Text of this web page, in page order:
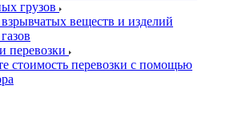
грузов
веществ и изделий
перевозки
стоимость перевозки с помощью